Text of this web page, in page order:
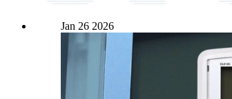
Jan 26 2026